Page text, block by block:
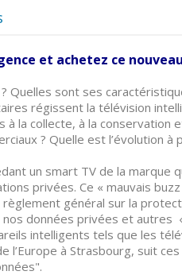
et achetez ce
Quelles sont ses
régissent la télévision
à la collecte, à la
? Quelle est l’évolution
un smart TV de la marque
privées. Ce « mauvais
général sur la
données privées et
intelligents tels que les
l’Europe à Strasbourg, suit